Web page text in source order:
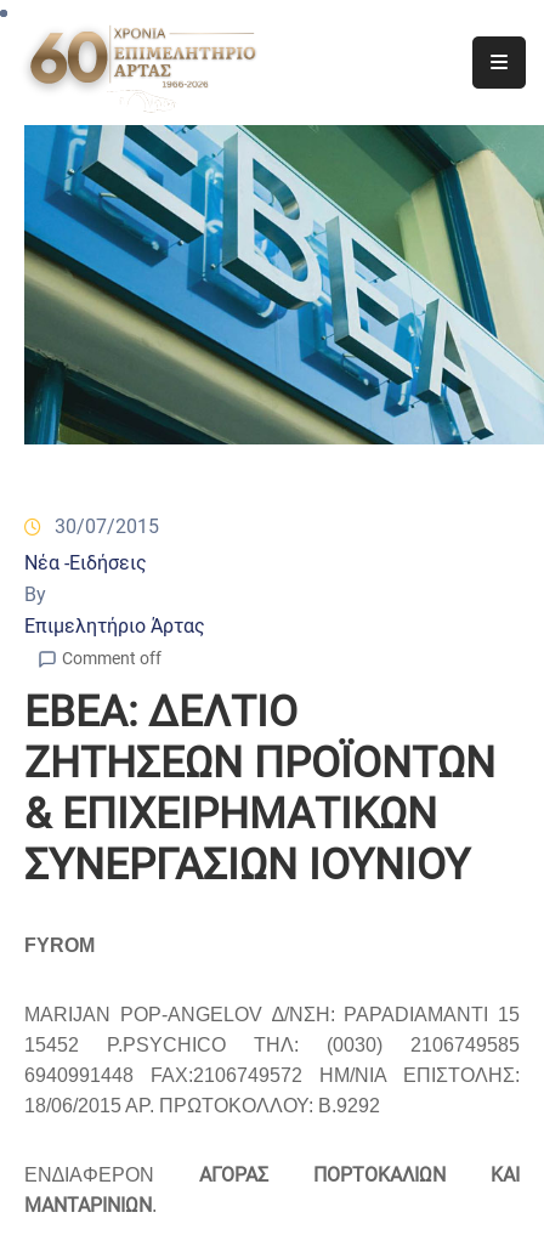
30/07/2015
Νέα -Ειδήσεις
By
Επιμελητήριο Άρτας
Comment off
EBEA: ΔΕΛΤΙΟ
ΖΗΤΗΣΕΩΝ ΠΡΟΪΟΝΤΩΝ
& ΕΠΙΧΕΙΡΗΜΑΤΙΚΩΝ
ΣΥΝΕΡΓΑΣΙΩΝ IOYNIOY
FYROM
MARIJAN POP-ANGELOV ∆/ΝΣΗ: PAPADIAMANTI 15
15452 P.PSYCHICO ΤΗΛ: (0030) 2106749585
6940991448 FAX:2106749572 ΗΜ/ΝΙΑ ΕΠΙΣΤΟΛΗΣ:
18/06/2015 ΑΡ. ΠΡΩΤΟΚΟΛΛΟΥ: Β.9292
ΕΝ∆ΙΑΦΕΡΟΝ ΑΓΟΡΑΣ ΠΟΡΤΟΚΑΛΙΩΝ ΚΑΙ
ΜΑΝΤΑΡΙΝΙΩΝ.